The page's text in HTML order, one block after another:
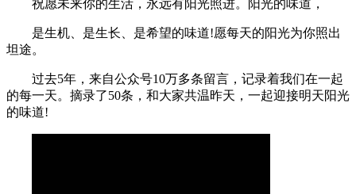
祝愿未来你的生活，永远有阳光照进。阳光的味道，
是生机、是生长、是希望的味道!愿每天的阳光为你照出
坦途。
过去5年，来自公众号10万多条留言，记录着我们在一起
的每一天。摘录了50条，和大家共温昨天，一起迎接明天阳光
的味道!